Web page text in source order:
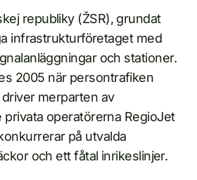
republiky (ŽSR), grundat
infrastrukturföretaget med
och stationer.
2005 när persontrafiken
merparten av
privata operatörerna RegioJet
på utvalda
och ett fåtal inrikeslinjer.